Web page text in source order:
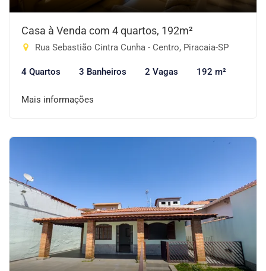
Casa à Venda com 4 quartos, 192m²
Rua Sebastião Cintra Cunha - Centro, Piracaia-SP
4 Quartos 3 Banheiros 2 Vagas 192 m²
Mais informações